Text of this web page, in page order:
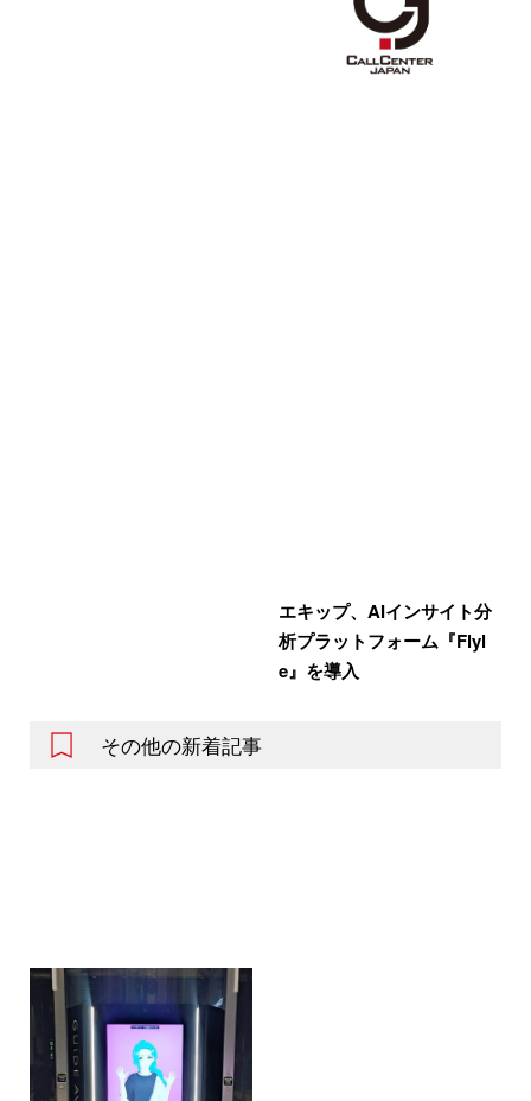
エキップ、AIインサイト分
析プラットフォーム『Flyl
e』を導入
その他の新着記事